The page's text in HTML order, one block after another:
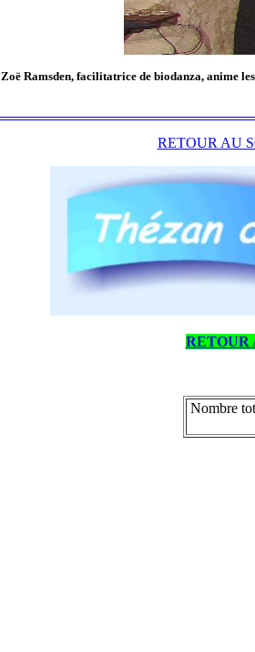
Zoë Ramsden, facilitatrice de biodanza, anime
RETOUR AU
RETOUR
Nombre